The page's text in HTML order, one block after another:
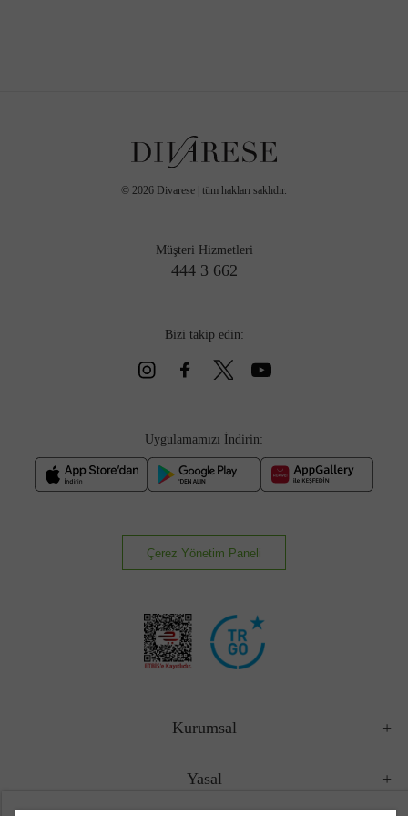
© 2026 Divarese | tüm hakları saklıdır.
Müşteri Hizmetleri
444 3 662
Bizi takip edin:
Uygulamamızı İndirin:
Çerez Yönetim Paneli
Kurumsal
Yasal